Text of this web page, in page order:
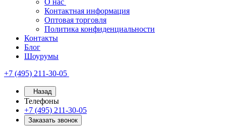
О нас
Контактная информация
Оптовая торговля
Политика конфиденциальности
Контакты
Блог
Шоурумы
+7 (495) 211-30-05
Назад
Телефоны
+7 (495) 211-30-05
Заказать звонок